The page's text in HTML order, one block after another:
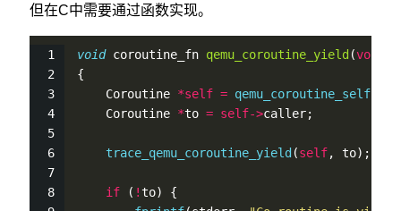
但在C中需要通过函数实现。
void coroutine_fn qemu_coroutine_yield (void
{
    Coroutine
*self = qemu_coroutine_self
    Coroutine
*to = self->caller;
trace_qemu_coroutine_yield (self, to);
if ( !to) {